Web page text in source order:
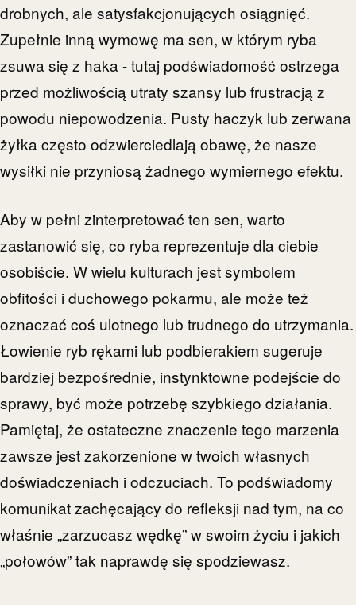
drobnych, ale satysfakcjonujących osiągnięć.
Zupełnie inną wymowę ma sen, w którym ryba
zsuwa się z haka - tutaj podświadomość ostrzega
przed możliwością utraty szansy lub frustracją z
powodu niepowodzenia. Pusty haczyk lub zerwana
żyłka często odzwierciedlają obawę, że nasze
wysiłki nie przyniosą żadnego wymiernego efektu.
Aby w pełni zinterpretować ten sen, warto
zastanowić się, co ryba reprezentuje dla ciebie
osobiście. W wielu kulturach jest symbolem
obfitości i duchowego pokarmu, ale może też
oznaczać coś ulotnego lub trudnego do utrzymania.
Łowienie ryb rękami lub podbierakiem sugeruje
bardziej bezpośrednie, instynktowne podejście do
sprawy, być może potrzebę szybkiego działania.
Pamiętaj, że ostateczne znaczenie tego marzenia
zawsze jest zakorzenione w twoich własnych
doświadczeniach i odczuciach. To podświadomy
komunikat zachęcający do refleksji nad tym, na co
właśnie „zarzucasz wędkę” w swoim życiu i jakich
„połowów” tak naprawdę się spodziewasz.